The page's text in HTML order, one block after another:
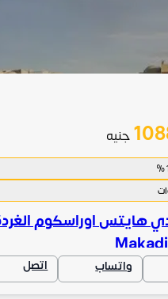
جنيه
هايتس اوراسكوم
واتساب اتصل